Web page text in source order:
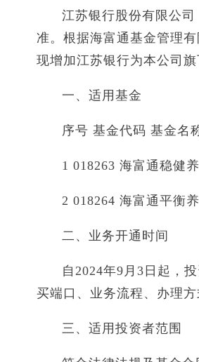
江苏银行股份有限公
准。根据海富通基金管理
现增加江苏银行为本公司
一、适用基金
序号 基金代码 基金名
1 018263 海富通稳健
2 018264 海富通平衡
二、业务开通时间
自2024年9月3日起，
买端口、业务流程、办理
三、适用投资者范围